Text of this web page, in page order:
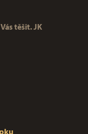
těšit. JK